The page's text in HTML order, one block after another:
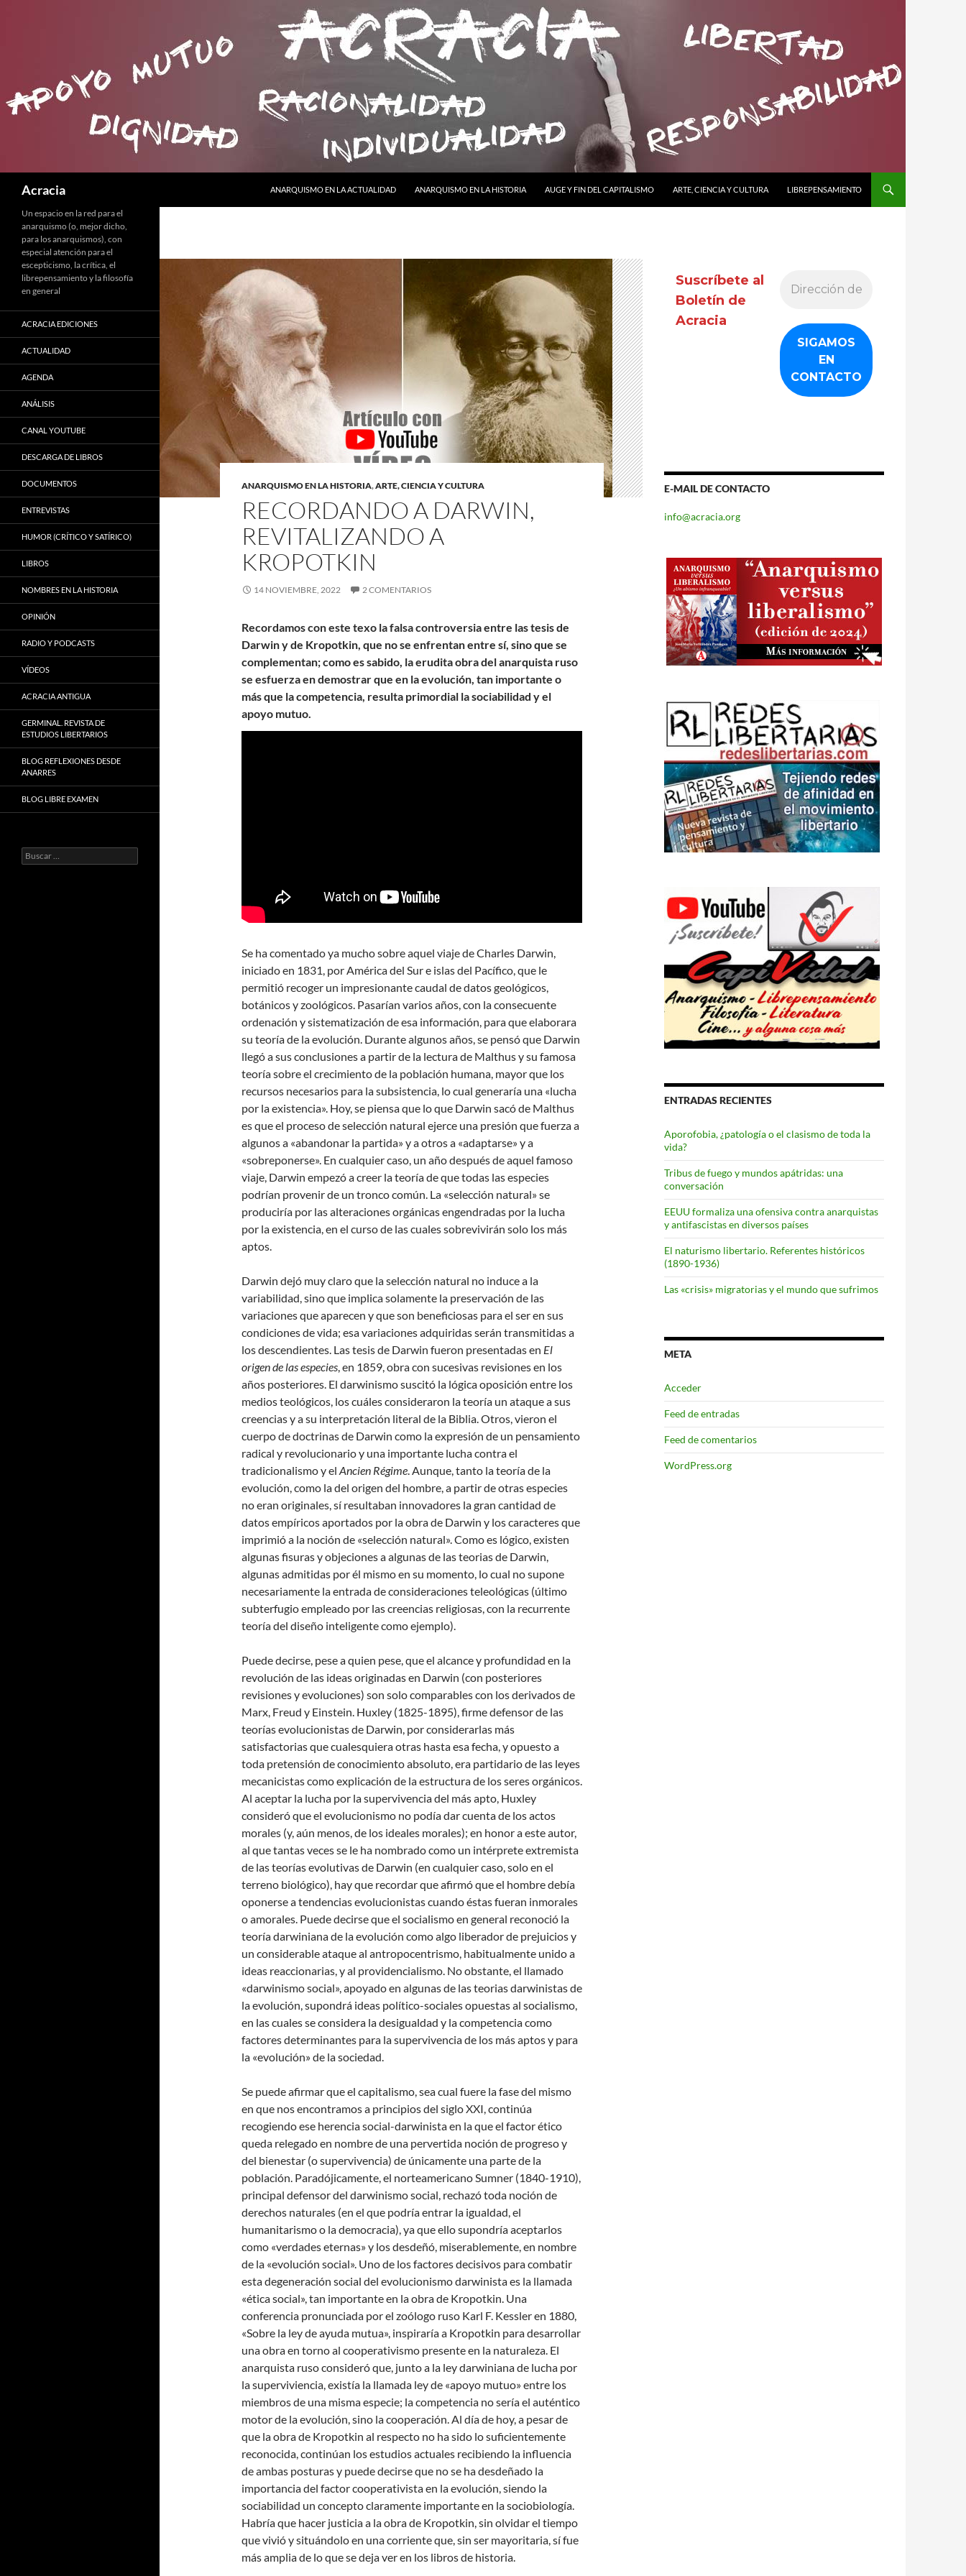
Acracia
ANARQUISMO EN LA ACTUALIDAD
ANARQUISMO EN LA HISTORIA AUGE Y FIN DEL CAPITALISMO ARTE, CIENCIA Y CULTURA LIBREPENSAMIENTO
ANARQUISMO EN LA HISTORIA,ARTE, CIENCIA Y CULTURA
RECORDANDO A DARWIN,
REVITALIZANDO A
KROPOTKIN
14 NOVIEMBRE, 2022 2 COMENTARIOS
Recordamos con este texo la falsa controversia entre las tesis de
Darwin y de Kropotkin, que no se enfrentan entre sí, sino que se
complementan; como es sabido, la erudita obra del anarquista ruso
se esfuerza en demostrar que en la evolución, tan importante o
más que la competencia, resulta primordial la sociabilidad y el
apoyo mutuo.
Se ha comentado ya mucho sobre aquel viaje de Charles Darwin,
iniciado en 1831, por América del Sur e islas del Pacífico, que le
permitió recoger un impresionante caudal de datos geológicos,
botánicos y zoológicos. Pasarían varios años, con la consecuente
ordenación y sistematización de esa información, para que elaborara
su teoría de la evolución. Durante algunos años, se pensó que Darwin
llegó a sus conclusiones a partir de la lectura de Malthus y su famosa
teoría sobre el crecimiento de la población humana, mayor que los
recursos necesarios para la subsistencia, lo cual generaría una «lucha
por la existencia». Hoy, se piensa que lo que Darwin sacó de Malthus
es que el proceso de selección natural ejerce una presión que fuerza a
algunos a «abandonar la partida» y a otros a «adaptarse» y a
«sobreponerse». En cualquier caso, un año después de aquel famoso
viaje, Darwin empezó a creer la teoría de que todas las especies
podrían provenir de un tronco común. La «selección natural» se
produciría por las alteraciones orgánicas engendradas por la lucha
por la existencia, en el curso de las cuales sobrevivirán solo los más
aptos.
Darwin dejó muy claro que la selección natural no induce a la
variabilidad, sino que implica solamente la preservación de las
variaciones que aparecen y que son beneficiosas para el ser en sus
condiciones de vida; esa variaciones adquiridas serán transmitidas a
los descendientes. Las tesis de Darwin fueron presentadas en El
origen de las especies, en 1859, obra con sucesivas revisiones en los
años posteriores. El darwinismo suscitó la lógica oposición entre los
medios teológicos, los cuáles consideraron la teoría un ataque a sus
creencias y a su interpretación literal de la Biblia. Otros, vieron el
cuerpo de doctrinas de Darwin como la expresión de un pensamiento
radical y revolucionario y una importante lucha contra el
tradicionalismo y el Ancien Régime. Aunque, tanto la teoría de la
evolución, como la del origen del hombre, a partir de otras especies
no eran originales, sí resultaban innovadores la gran cantidad de
datos empíricos aportados por la obra de Darwin y los caracteres que
imprimió a la noción de «selección natural». Como es lógico, existen
algunas fisuras y objeciones a algunas de las teorias de Darwin,
algunas admitidas por él mismo en su momento, lo cual no supone
necesariamente la entrada de consideraciones teleológicas (último
subterfugio empleado por las creencias religiosas, con la recurrente
teoría del diseño inteligente como ejemplo).
Puede decirse, pese a quien pese, que el alcance y profundidad en la
revolución de las ideas originadas en Darwin (con posteriores
revisiones y evoluciones) son solo comparables con los derivados de
Marx, Freud y Einstein. Huxley (1825-1895), firme defensor de las
teorías evolucionistas de Darwin, por considerarlas más
satisfactorias que cualesquiera otras hasta esa fecha, y opuesto a
toda pretensión de conocimiento absoluto, era partidario de las leyes
mecanicistas como explicación de la estructura de los seres orgánicos.
Al aceptar la lucha por la supervivencia del más apto, Huxley
consideró que el evolucionismo no podía dar cuenta de los actos
morales (y, aún menos, de los ideales morales); en honor a este autor,
al que tantas veces se le ha nombrado como un intérprete extremista
de las teorías evolutivas de Darwin (en cualquier caso, solo en el
terreno biológico), hay que recordar que afirmó que el hombre debía
oponerse a tendencias evolucionistas cuando éstas fueran inmorales
o amorales. Puede decirse que el socialismo en general reconoció la
teoría darwiniana de la evolución como algo liberador de prejuicios y
un considerable ataque al antropocentrismo, habitualmente unido a
ideas reaccionarias, y al providencialismo. No obstante, el llamado
«darwinismo social», apoyado en algunas de las teorias darwinistas de
la evolución, supondrá ideas político-sociales opuestas al socialismo,
en las cuales se considera la desigualdad y la competencia como
factores determinantes para la supervivencia de los más aptos y para
la «evolución» de la sociedad.
Se puede afirmar que el capitalismo, sea cual fuere la fase del mismo
en que nos encontramos a principios del siglo XXI, continúa
recogiendo ese herencia social-darwinista en la que el factor ético
queda relegado en nombre de una pervertida noción de progreso y
del bienestar (o supervivencia) de únicamente una parte de la
población. Paradójicamente, el norteamericano Sumner (1840-1910),
principal defensor del darwinismo social, rechazó toda noción de
derechos naturales (en el que podría entrar la igualdad, el
humanitarismo o la democracia), ya que ello supondría aceptarlos
como «verdades eternas» y los desdeñó, miserablemente, en nombre
de la «evolución social». Uno de los factores decisivos para combatir
esta degeneración social del evolucionismo darwinista es la llamada
«ética social», tan importante en la obra de Kropotkin. Una
conferencia pronunciada por el zoólogo ruso Karl F. Kessler en 1880,
«Sobre la ley de ayuda mutua», inspiraría a Kropotkin para desarrollar
una obra en torno al cooperativismo presente en la naturaleza. El
anarquista ruso consideró que, junto a la ley darwiniana de lucha por
la superviviencia, existía la llamada ley de «apoyo mutuo» entre los
miembros de una misma especie; la competencia no sería el auténtico
motor de la evolución, sino la cooperación. Al día de hoy, a pesar de
que la obra de Kropotkin al respecto no ha sido lo suficientemente
reconocida, continúan los estudios actuales recibiendo la influencia
de ambas posturas y puede decirse que no se ha desdeñado la
importancia del factor cooperativista en la evolución, siendo la
sociabilidad un concepto claramente importante en la sociobiología.
Habría que hacer justicia a la obra de Kropotkin, sin olvidar el tiempo
que vivió y situándolo en una corriente que, sin ser mayoritaria, sí fue
más amplia de lo que se deja ver en los libros de historia.
Suscríbete al
Boletín de
Acracia
E-MAIL DE CONTACTO
info@acracia.org
ENTRADAS RECIENTES
Aporofobia, ¿patología o el clasismo de toda la
vida?
Tribus de fuego y mundos apátridas: una
conversación
EEUU formaliza una ofensiva contra anarquistas
y antifascistas en diversos países
El naturismo libertario. Referentes históricos
(1890-1936)
Las «crisis» migratorias y el mundo que sufrimos
META
Acceder
Feed de entradas
Feed de comentarios
WordPress.org
Un espacio en la red para el
anarquismo (o, mejor dicho,
para los anarquismos), con
especial atención para el
escepticismo, la crítica, el
librepensamiento y la filosofía
en general
ACRACIA EDICIONES
ACTUALIDAD
AGENDA
ANÁLISIS
CANAL YOUTUBE
DESCARGA DE LIBROS
DOCUMENTOS
ENTREVISTAS
HUMOR (CRÍTICO Y SATÍRICO)
LIBROS
NOMBRES EN LA HISTORIA
OPINIÓN
RADIO Y PODCASTS
VÍDEOS
ACRACIA ANTIGUA
GERMINAL. REVISTA DE
ESTUDIOS LIBERTARIOS
BLOG REFLEXIONES DESDE
ANARRES
BLOG LIBRE EXAMEN
Buscar: